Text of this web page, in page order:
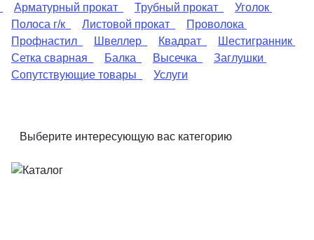
Арматурный прокат Трубный прокат
Уголок
Полоса г/к
Листовой прокат
Проволока
Профнастил
Швеллер Квадрат
Шестигранник
Сетка сварная
Балка Высечка
Заглушки
Сопутствующие товары
Услуги
Выберите интересующую вас категорию